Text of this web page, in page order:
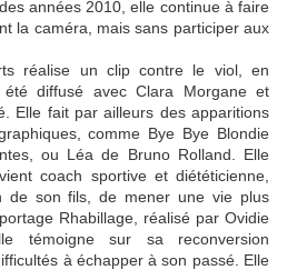
années 2010, elle continue à faire
la caméra, mais sans participer aux
réalise un clip contre le viol, en
diffusé avec Clara Morgane et
Elle fait par ailleurs des apparitions
comme Bye Bye Blondie
ou Léa de Bruno Rolland. Elle
coach sportive et diététicienne,
de son fils, de mener une vie plus
Rhabillage, réalisé par Ovidie
témoigne sur sa reconversion
à échapper à son passé. Elle